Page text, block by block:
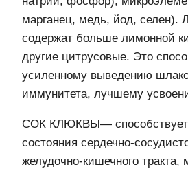
марганец, медь, йод, селен).
содержат больше лимонной
другие цитрусовые. Это
усиленному выведению
иммунитета, лучшему
СОК КЛЮКВЫ—
состояния сердечно-
желудочно-кишечного